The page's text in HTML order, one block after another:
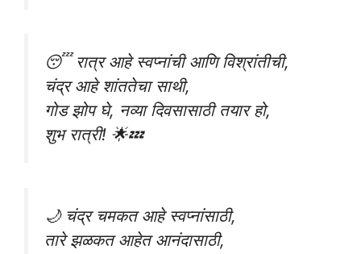
😴 रात्र आहे स्वप्नांची आणि विश्रांतीची,
चंद्र आहे शांततेचा साथी,
गोड झोप घे, नव्या दिवसासाठी तयार हो,
शुभ रात्री! 🌟💤
🌙 चंद्र चमकत आहे स्वप्नांसाठी,
तारे झळकत आहेत आनंदासाठी,